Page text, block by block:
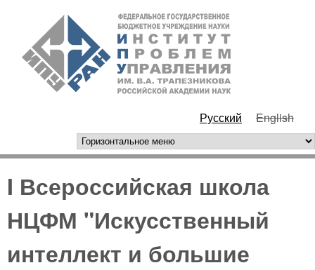
Перейти к основному
содержанию
РАН
Русский English
горизонтальное меню
I Всероссийская школа
НЦФМ "Искусственный
интеллект и большие